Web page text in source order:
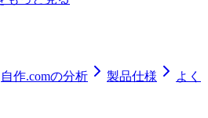
自作.comの分析 製品仕様
よく